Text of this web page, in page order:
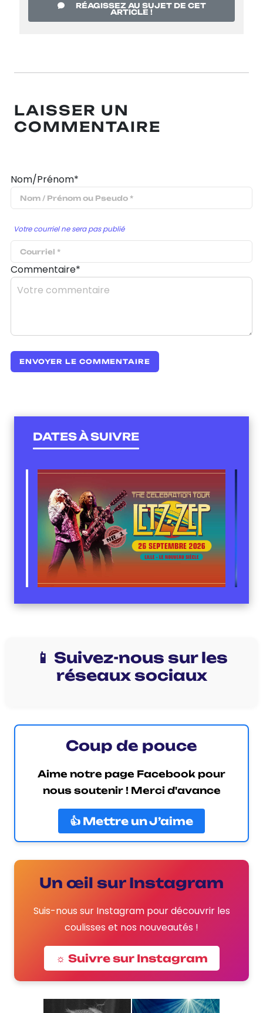
RÉAGISSEZ AU SUJET DE CET
ARTICLE !
LAISSER UN
COMMENTAIRE
Nom/Prénom*
Votre courriel ne sera pas publié
Commentaire*
DATES À SUIVRE
📱 Suivez-nous sur les
réseaux sociaux
Coup de pouce
Aime notre page Facebook pour
nous soutenir ! Merci d'avance
👍 Mettre un J’aime
Un œil sur Instagram
Suis-nous sur Instagram pour découvrir les
coulisses et nos nouveautés !
☼ Suivre sur Instagram